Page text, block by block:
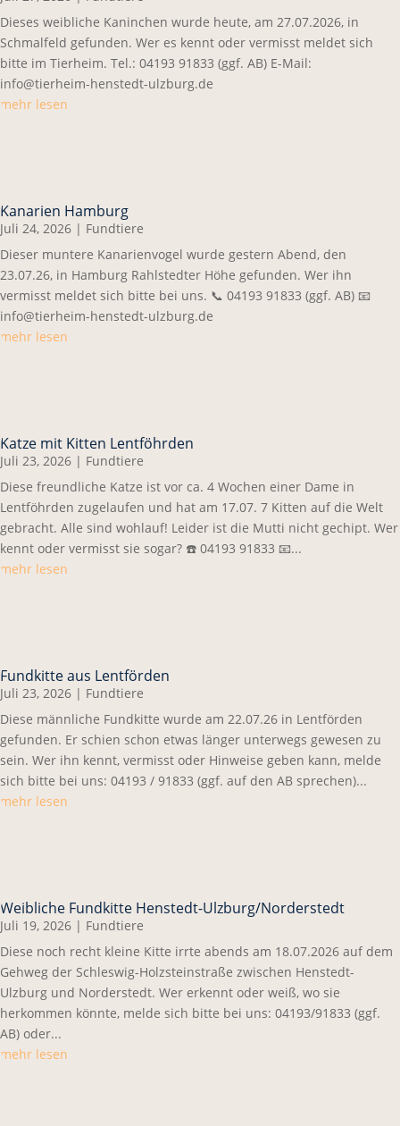
Dieses weibliche Kaninchen wurde heute, am 27.07.2026, in
Schmalfeld gefunden. Wer es kennt oder vermisst meldet sich
bitte im Tierheim. Tel.: 04193 91833 (ggf. AB) E-Mail:
info@tierheim-henstedt-ulzburg.de
mehr lesen
Kanarien Hamburg
Juli 24, 2026 | Fundtiere
Dieser muntere Kanarienvogel wurde gestern Abend, den
23.07.26, in Hamburg Rahlstedter Höhe gefunden. Wer ihn
vermisst meldet sich bitte bei uns. 📞 04193 91833 (ggf. AB) 📧
info@tierheim-henstedt-ulzburg.de
mehr lesen
Katze mit Kitten Lentföhrden
Juli 23, 2026 | Fundtiere
Diese freundliche Katze ist vor ca. 4 Wochen einer Dame in
Lentföhrden zugelaufen und hat am 17.07. 7 Kitten auf die Welt
gebracht. Alle sind wohlauf! Leider ist die Mutti nicht gechipt. Wer
kennt oder vermisst sie sogar? ☎️ 04193 91833 📧...
mehr lesen
Fundkitte aus Lentförden
Juli 23, 2026 | Fundtiere
Diese männliche Fundkitte wurde am 22.07.26 in Lentförden
gefunden. Er schien schon etwas länger unterwegs gewesen zu
sein. Wer ihn kennt, vermisst oder Hinweise geben kann, melde
sich bitte bei uns: 04193 / 91833 (ggf. auf den AB sprechen)...
mehr lesen
Weibliche Fundkitte Henstedt-Ulzburg/Norderstedt
Juli 19, 2026 | Fundtiere
Diese noch recht kleine Kitte irrte abends am 18.07.2026 auf dem
Gehweg der Schleswig-Holzsteinstraße zwischen Henstedt-
Ulzburg und Norderstedt. Wer erkennt oder weiß, wo sie
herkommen könnte, melde sich bitte bei uns: 04193/91833 (ggf.
AB) oder...
mehr lesen